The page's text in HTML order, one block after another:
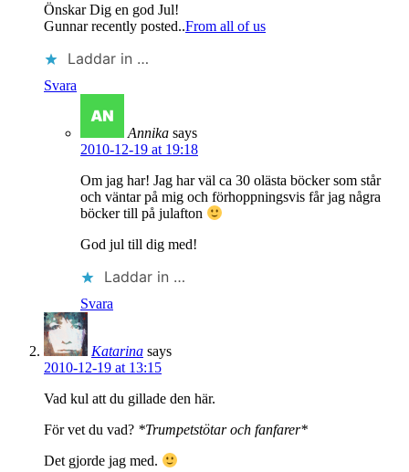
Önskar Dig en god Jul!
Gunnar recently posted..From all of us
Laddar in …
Svara
Annika says
2010-12-19 at 19:18
Om jag har! Jag har väl ca 30 olästa böcker som står
och väntar på mig och förhoppningsvis får jag några
böcker till på julafton
God jul till dig med!
Laddar in …
Svara
Katarina says
2010-12-19 at 13:15
Vad kul att du gillade den här.
För vet du vad? *Trumpetstötar och fanfarer*
Det gjorde jag med.